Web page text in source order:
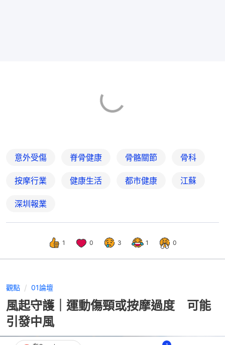
意外受傷 脊骨健康 骨骼關節 骨科
按摩行業 健康生活 都市健康 江蘇
深圳報業
1 0 3 1 0
觀點 01論壇
風起守護｜運動傷頸或按摩過度 可能
引發中風